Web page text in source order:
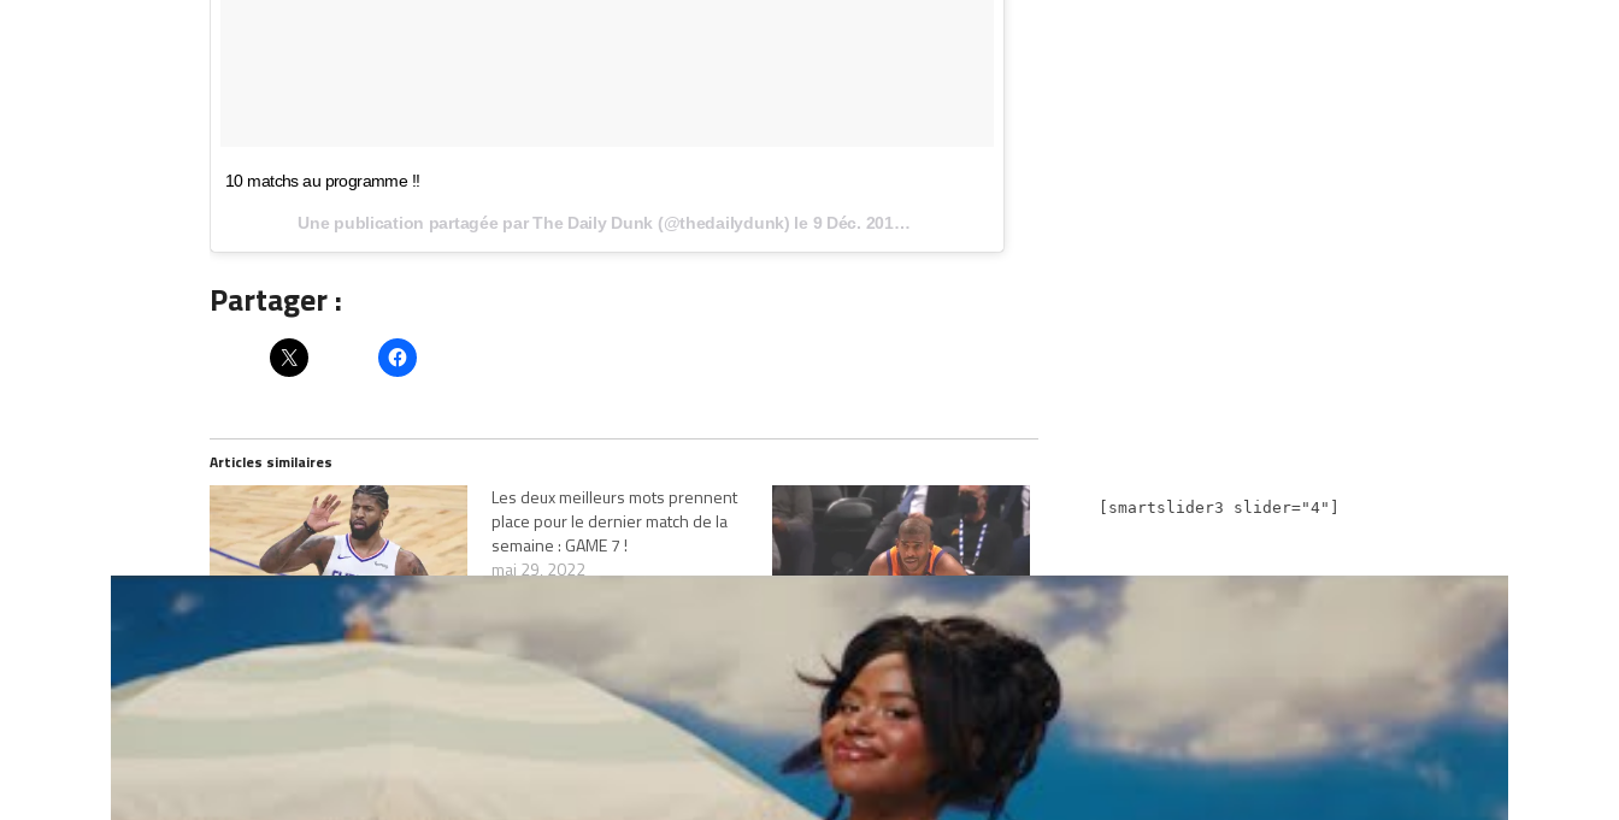
10 matchs au programme !!
Une publication partagée par The Daily Dunk (@thedailydunk) le 9 Déc. 2017 à 9h30 PST
Partager :
Articles similaires
Le duel de la mort entre les Bucks
et les Sixers, les Lakers préparent
Les deux meilleurs mots prennent
place pour le dernier match de la
semaine : GAME 7 !
mai 29, 2022
Les Suns et les Grizzlies peuvent
se mettre en danger pendant que
Miami a l’occasion de finir le boulot
avril 26, 2022
Dans "Actualités"
[smartslider3 slider="4"]